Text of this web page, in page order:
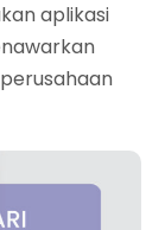
aplikasi